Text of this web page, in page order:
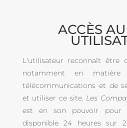
ACCÈS
L'utilisateur reconnaît être
notamment en matière
télécommunications et de
et utiliser ce site. Les
est en son pouvoir pour
disponible 24 heures sur